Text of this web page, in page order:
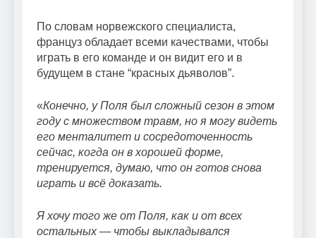
По словам норвежского специалиста,
француз обладает всеми качествами, чтобы
играть в его команде и он видит его и в
будущем в стане “красных дьяволов”.
«Конечно, у Поля был сложный сезон в этом
году с множеством травм, но я могу видеть
его менталитет и сосредоточенность
сейчас, когда он в хорошей форме,
тренируется, думаю, что он готов снова
играть и всё доказать.
Я хочу того же от Поля, как и от всех
остальных — чтобы выкладывался